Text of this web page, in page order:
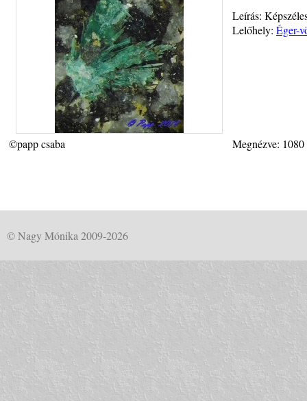
Leírás:
Lelőhely: Éger-
©papp csaba Megnézve:
© Nagy Mónika 2009-2026